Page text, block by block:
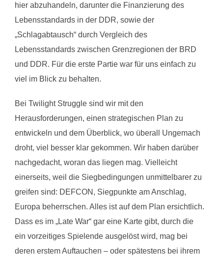
hier abzuhandeln, darunter die Finanzierung des
Lebensstandards in der DDR, sowie der
„Schlagabtausch“ durch Vergleich des
Lebensstandards zwischen Grenzregionen der BRD
und DDR. Für die erste Partie war für uns einfach zu
viel im Blick zu behalten.
Bei Twilight Struggle sind wir mit den
Herausforderungen, einen strategischen Plan zu
entwickeln und dem Überblick, wo überall Ungemach
droht, viel besser klar gekommen. Wir haben darüber
nachgedacht, woran das liegen mag. Vielleicht
einerseits, weil die Siegbedingungen unmittelbarer zu
greifen sind: DEFCON, Siegpunkte am Anschlag,
Europa beherrschen. Alles ist auf dem Plan ersichtlich.
Dass es im „Late War“ gar eine Karte gibt, durch die
ein vorzeitiges Spielende ausgelöst wird, mag bei
deren erstem Auftauchen – oder spätestens bei ihrem